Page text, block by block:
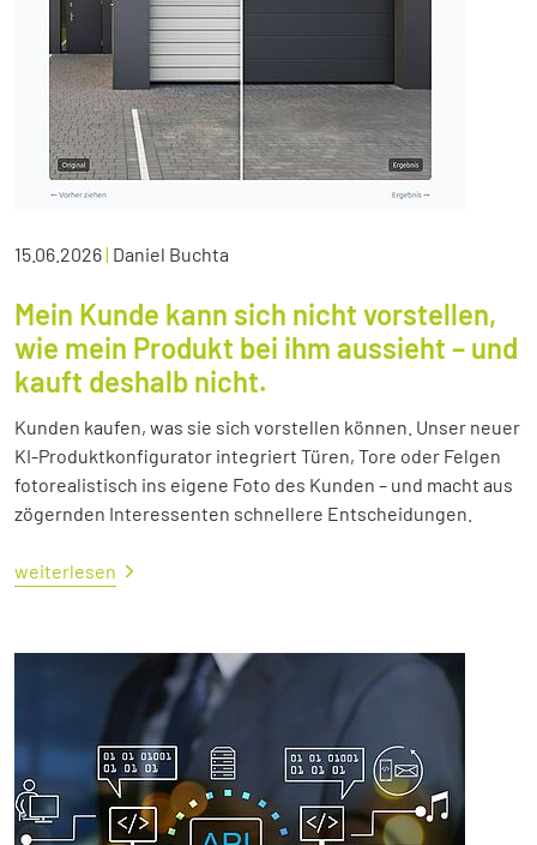
15.06.2026| Daniel Buchta
Mein Kunde kann sich nicht vorstellen,
wie mein Produkt bei ihm aussieht – und
kauft deshalb nicht.
Kunden kaufen, was sie sich vorstellen können. Unser neuer
KI-Produktkonfigurator integriert Türen, Tore oder Felgen
fotorealistisch ins eigene Foto des Kunden – und macht aus
zögernden Interessenten schnellere Entscheidungen.
weiterlesen